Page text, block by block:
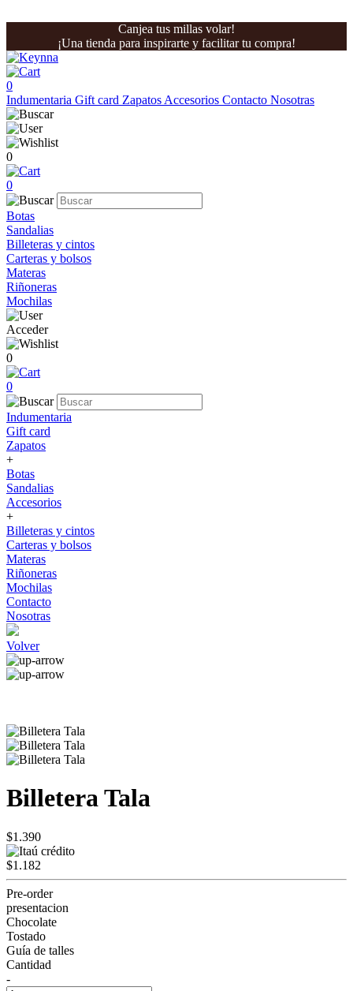
Canjea tus millas volar!
¡Una tienda para inspirarte y facilitar tu compra!
0
Indumentaria Gift card Zapatos Accesorios Contacto Nosotras
0
0
Botas
Sandalias
Billeteras y cintos
Carteras y bolsos
Materas
Riñoneras
Mochilas
Acceder
0
0
Indumentaria
Gift card
Zapatos
+
Botas
Sandalias
Accesorios
+
Billeteras y cintos
Carteras y bolsos
Materas
Riñoneras
Mochilas
Contacto
Nosotras
Volver
Billetera Tala
$1.390
$1.182
Pre-order
presentacion
Chocolate
Tostado
Guía de talles
Cantidad
-